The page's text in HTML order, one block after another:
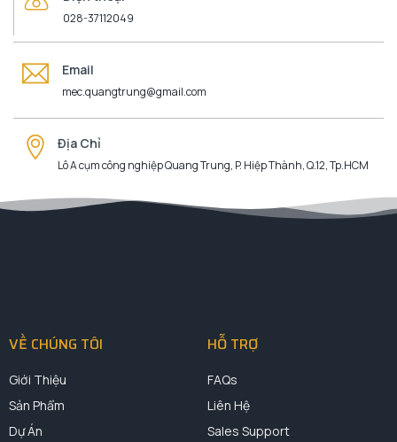
028-37112049
Email
mec.quangtrung@gmail.com
Địa Chỉ
Lô A cụm công nghiệp Quang Trung, P. Hiệp Thành, Q.12, Tp.HCM
VỀ CHÚNG TÔI
Giới Thiệu
Sản Phẩm
Dự Án
HỖ TRỢ
FAQs
Liên Hệ
Sales Support